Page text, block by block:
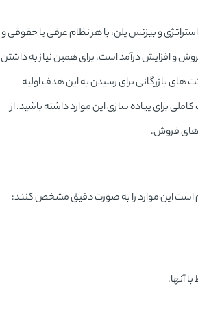
و بیزنس پلن، با هر نظام عرفی یا حقوقی و
و افزایش درآمد است. برای همین نیاز به داشتن
های بازرگانی برای رسیدن به این هدف اولیه
برای پیاده سازی این موارد داشته باشید. از
های فروش.
است این موارد را به صورت دقیق مشخص کنند:
آنها.